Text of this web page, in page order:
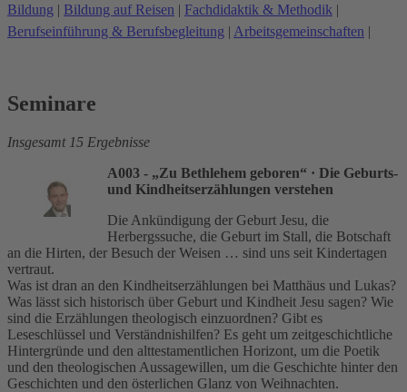
Bildung | Bildung auf Reisen | Fachdidaktik & Methodik |
Berufseinführung & Berufsbegleitung | Arbeitsgemeinschaften |
Seminare
Insgesamt 15 Ergebnisse
A003 - „Zu Bethlehem geboren“ · Die Geburts-
und Kindheitserzählungen verstehen
Die Ankündigung der Geburt Jesu, die
Herbergssuche, die Geburt im Stall, die Botschaft
an die Hirten, der Besuch der Weisen … sind uns seit Kindertagen
vertraut.
Was ist dran an den Kindheitserzählungen bei Matthäus und Lukas?
Was lässt sich historisch über Geburt und Kindheit Jesu sagen? Wie
sind die Erzählungen theologisch einzuordnen? Gibt es
Leseschlüssel und Verständnishilfen? Es geht um zeitgeschichtliche
Hintergründe und den alttestamentlichen Horizont, um die Poetik
und den theologischen Aussagewillen, um die Geschichte hinter den
Geschichten und den österlichen Glanz von Weihnachten.